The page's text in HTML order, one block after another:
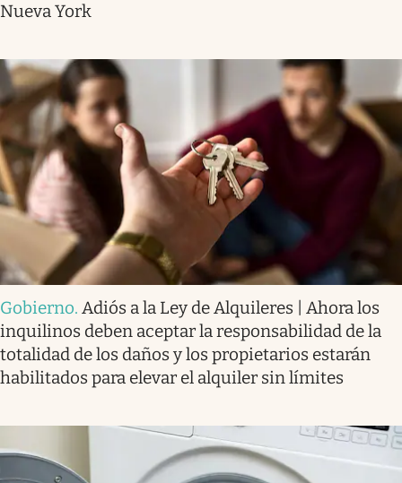
Nueva York
Gobierno. Adiós a la Ley de Alquileres | Ahora los
inquilinos deben aceptar la responsabilidad de la
totalidad de los daños y los propietarios estarán
habilitados para elevar el alquiler sin límites